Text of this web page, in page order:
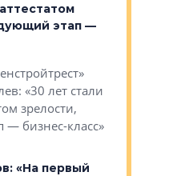
этап —
«30 лет стали
зрелости,
— бизнес-класс»
«На первый